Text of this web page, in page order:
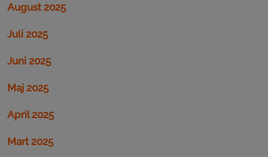
August 2025
Juli 2025
Juni 2025
Maj 2025
April 2025
Mart 2025